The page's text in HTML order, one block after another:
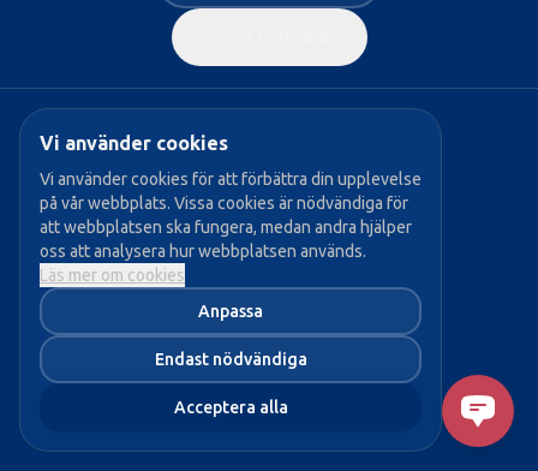
Vi använder cookies
Vi använder cookies för att förbättra din upplevelse
på vår webbplats. Vissa cookies är nödvändiga för
att webbplatsen ska fungera, medan andra hjälper
oss att analysera hur webbplatsen används.
Läs mer om cookies
Anpassa
Endast nödvändiga
Acceptera alla
Populära sidor:
→ Vår politik
→ Våra politiker
→ Bli medlem
→ Aktuellt